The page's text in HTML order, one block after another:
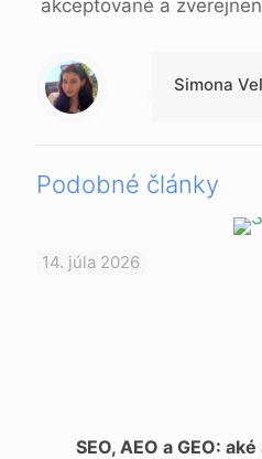
akceptované a
Simona
Podobné články
14. júla 2026
SEO, AEO a GEO: